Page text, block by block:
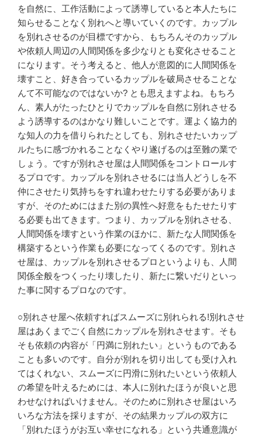
を自然に、工作活動によって誘導していると本人たちに
知らせることなく別れへと導いていくのです。カップル
を別れさせるのが目標ですから、もちろんそのカップル
や依頼人周辺の人間関係を多少なりとも変化させること
になります。そう考えると、他人が意図的に人間関係を
壊すこと、好き合っているカップルを破局させることな
んて不可能なのではないか? とも思えますよね。もちろ
ん、素人がたったひとりでカップルを自然に別れさせる
よう誘導するのはかなり難しいことです。運よく協力的
な知人の力を借りられたとしても、別れさせたいカップ
ルたちに感づかれることなくやり遂げるのは至難の業で
しょう。ですが別れさせ屋は人間関係をコントロールす
るプロです。カップルを別れさせるには当人どうしを不
仲にさせたり気持ちをすれ違わせたりする必要がありま
すが、そのためにはまた別の異性へ好意をもたせたりす
る必要も出てきます。つまり、カップルを別れさせる、
人間関係を壊すという作業のほかに、新たな人間関係を
構築するという作業も必要になってくるのです。別れさ
せ屋は、カップルを別れさせるプロというよりも、人間
関係全般をつくったり壊したり、新たに繋いだりといっ
た事に関するプロなのです。
○別れさせ屋へ依頼すればスムーズに別れられる!別れさせ
屋はあくまでごく自然にカップルを別れさせます。そも
そも依頼の内容が「円満に別れたい」というものである
ことも多いのです。自分が別れを切り出しても受け入れ
てはくれない、スムーズに円滑に別れたいという依頼人
の希望を叶えるためには、本人に別れたほうが良いと思
わせなければいけません。そのために別れさせ屋はいろ
いろな方法を採りますが、その結果カップルの双方に
「別れたほうがお互い幸せになれる」という共通意識が